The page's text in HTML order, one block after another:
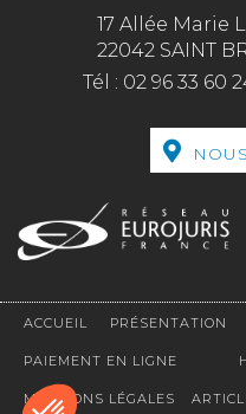
17 Allée Marie
22042 SAINT
Tél : 02 96 33 60
ACCUEIL PRÉSENTATION
PAIEMENT EN LIGNE
MENTIONS LÉGALES